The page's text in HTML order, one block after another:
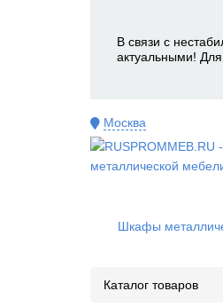
В связи с
актуальными!
Москва
Шкафы
Каталог товаров